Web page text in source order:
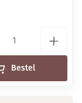
Bestel